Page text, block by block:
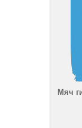
Мяч